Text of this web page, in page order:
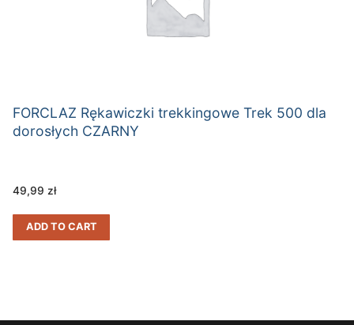
FORCLAZ Rękawiczki trekkingowe Trek 500 dla
dorosłych CZARNY
49,99 zł
ADD TO CART